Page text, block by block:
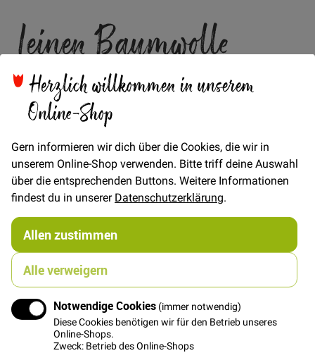
Herzlich willkommen in unserem
Online-Shop
Gern informieren wir dich über die Cookies, die wir in
unserem Online-Shop verwenden. Bitte triff deine Auswahl
über die entsprechenden Buttons. Weitere Informationen
findest du in unsererDatenschutzerklärung.
Allen zustimmen
Alle verweigern
Notwendige Cookies (immer notwendig)
Diese Cookies benötigen wir für den Betrieb unseres
Online-Shops.
Zweck: Betrieb des Online-Shops
der
Bildgalerie
springen
Leinen Baumwolle
Matti Streifen 1mm -
natur/hellblau
1mm Streifen in hellblau
VerfügbarkeitAuf Lager
18,00 €
€/METER
(Freie Eingabe)
Menge
In den Warenkorb